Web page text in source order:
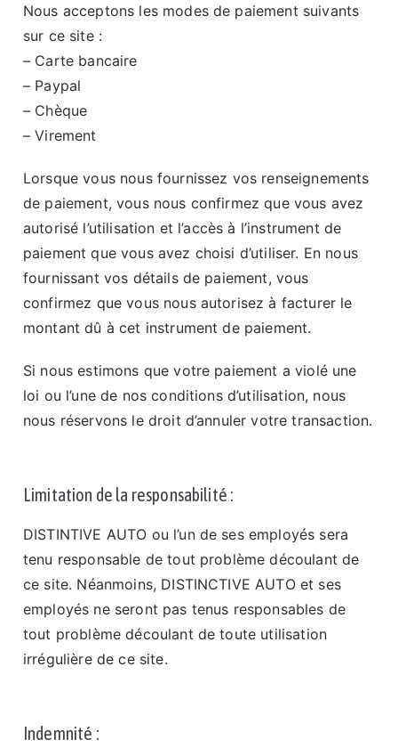
Nous acceptons les modes de paiement suivants
sur ce site :
– Carte bancaire
– Paypal
– Chèque
– Virement
Lorsque vous nous fournissez vos renseignements
de paiement, vous nous confirmez que vous avez
autorisé l’utilisation et l’accès à l’instrument de
paiement que vous avez choisi d’utiliser. En nous
fournissant vos détails de paiement, vous
confirmez que vous nous autorisez à facturer le
montant dû à cet instrument de paiement.
Si nous estimons que votre paiement a violé une
loi ou l’une de nos conditions d’utilisation, nous
nous réservons le droit d’annuler votre transaction.
Limitation de la responsabilité :
DISTINTIVE AUTO ou l’un de ses employés sera
tenu responsable de tout problème découlant de
ce site. Néanmoins, DISTINCTIVE AUTO et ses
employés ne seront pas tenus responsables de
tout problème découlant de toute utilisation
irrégulière de ce site.
Indemnité :